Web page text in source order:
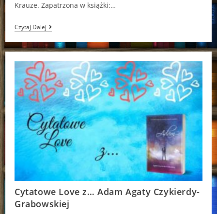
Krauze. Zapatrzona w książki:…
Czytaj DalejWywiad
Z
Magdaleną
Krauze
1]
Cytatowe Love z… Adam Agaty Czykierdy-
Grabowskiej